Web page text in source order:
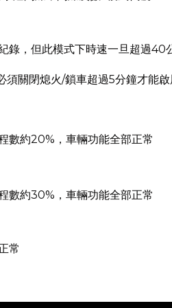
錄，但此模式下時速一旦超過40
關閉熄火/鎖車超過5分鐘才能啟
數約20%，車輛功能全部正常
數約30%，車輛功能全部正常
常